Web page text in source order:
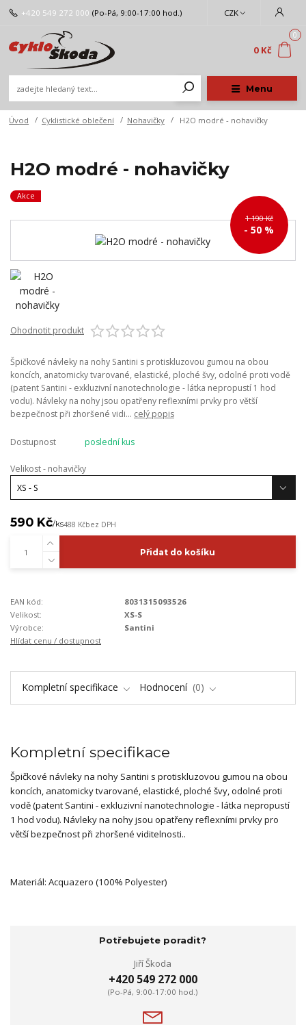
Menu
CZK
+420 549 272 000 (Po-Pá, 9:00-17:00 hod.)
0
0 Kč
Úvod Cyklistické oblečení Nohavičky H2O modré - nohavičky
H2O modré - nohavičky
Akce
1 190 Kč
- 50 %
Ohodnotit produkt
Špičkové návleky na nohy Santini s protiskluzovou gumou na obou
koncích, anatomicky tvarované, elastické, ploché švy, odolné proti vodě
(patent Santini - exkluzivní nanotechnologie - látka nepropustí 1 hod
vodu). Návleky na nohy jsou opatřeny reflexními prvky pro větší
bezpečnost při zhoršené vidi... celý popis
Dostupnost poslední kus
Velikost - nohavičky
590 Kč/ks488 Kčbez DPH
Přidat do košíku
EAN kód:
8031315093526
Velikost:
XS-S
Výrobce:
Santini
Hlídat cenu / dostupnost
Kompletní specifikace Hodnocení 0
Kompletní specifikace
Špičkové návleky na nohy Santini s protiskluzovou gumou na obou
koncích, anatomicky tvarované, elastické, ploché švy, odolné proti
vodě (patent Santini - exkluzivní nanotechnologie - látka nepropustí
1 hod vodu). Návleky na nohy jsou opatřeny reflexními prvky pro
větší bezpečnost při zhoršené viditelnosti..
Materiál: Acquazero (100% Polyester)
Potřebujete poradit?
Jiří Škoda
+420 549 272 000
(Po-Pá, 9:00-17:00 hod.)